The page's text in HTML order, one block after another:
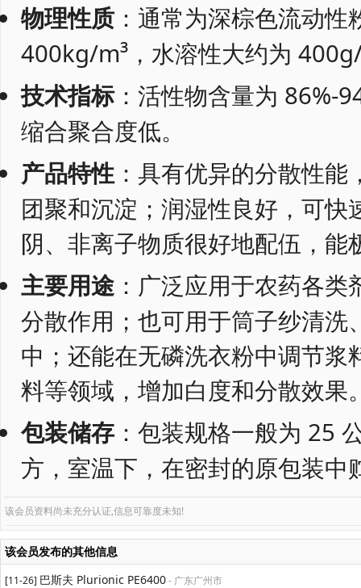
物理性质 ：通常为深棕色流动
400kg/m³，水溶性大约为
技术指标：活性物含量为 86%-
缩合聚合度低。
产品特性：具有优异的分散性能
团聚和沉淀；润湿性良好，可
阴、非离子物质很好地配伍，
主要用途：广泛应用于农药各类
分散作用；也可用于筒子纱清
中；还能在无磷洗衣粉中调节
料等领域，增加白度和分散效果
包装储存 ：包装规格一般为 25
方，室温下，在密封的原包装中
该会员资料尚未充分认证,信息可靠度未知!
该会员发布的其他信息
[11-26] 巴斯夫 Plurionic PE6400- 广东广州市